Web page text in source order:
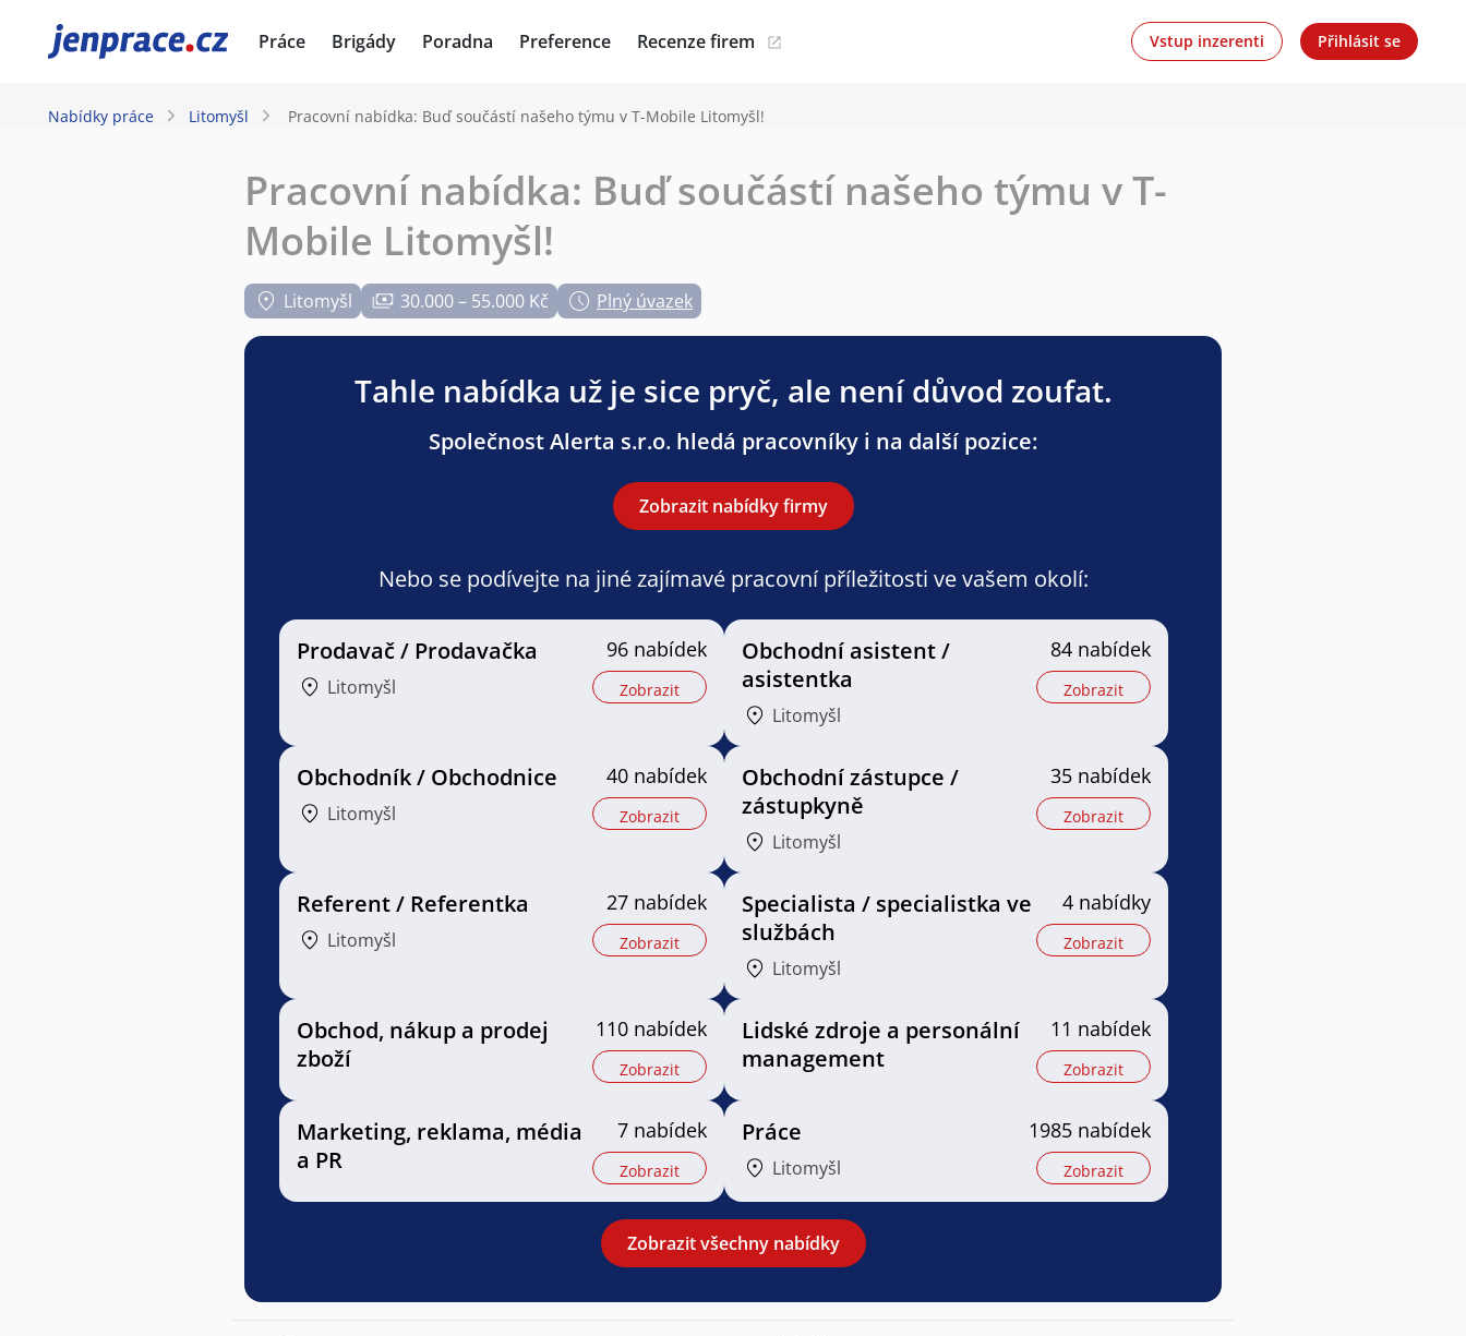
JenPráce.cz Práce Brigády Poradna Preference Recenze firem Vstup inzerenti Přihlásit se
Nabídky práce Litomyšl Pracovní nabídka: Buď součástí našeho týmu v T-Mobile Litomyšl!
Pracovní nabídka: Buď součástí našeho týmu v T-
Mobile Litomyšl!
Litomyšl 30.000 – 55.000 Kč Plný úvazek
Tahle nabídka už je sice pryč, ale není důvod zoufat.
Společnost Alerta s.r.o. hledá pracovníky i na další pozice:
Zobrazit nabídky firmy
Nebo se podívejte na jiné zajímavé pracovní příležitosti ve vašem okolí:
Prodavač / Prodavačka
Litomyšl
96 nabídek
Zobrazit
Obchodní asistent /
asistentka
Litomyšl
84 nabídek
Zobrazit
Obchodník / Obchodnice
Litomyšl
40 nabídek
Zobrazit
Obchodní zástupce /
zástupkyně
Litomyšl
35 nabídek
Zobrazit
Referent / Referentka
Litomyšl
27 nabídek
Zobrazit
Specialista / specialistka ve
službách
Litomyšl
4 nabídky
Zobrazit
Obchod, nákup a prodej
zboží
110 nabídek
Zobrazit
Lidské zdroje a personální
management
11 nabídek
Zobrazit
Marketing, reklama, média
a PR
7 nabídek
Zobrazit
Práce
Litomyšl
1985 nabídek
Zobrazit
Zobrazit všechny nabídky